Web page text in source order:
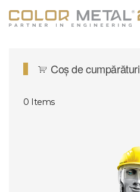
Mergi
Coș de cumpărături
0 Items